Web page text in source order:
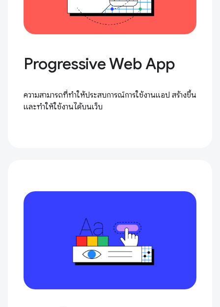
Progressive Web App
ความสามารถที่ทำให้ประสบการณ์การใช้งานแอป สร้างขึ้น
และทำให้ใช้งานได้บนเว็บ